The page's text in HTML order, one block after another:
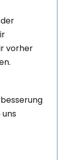
vorher